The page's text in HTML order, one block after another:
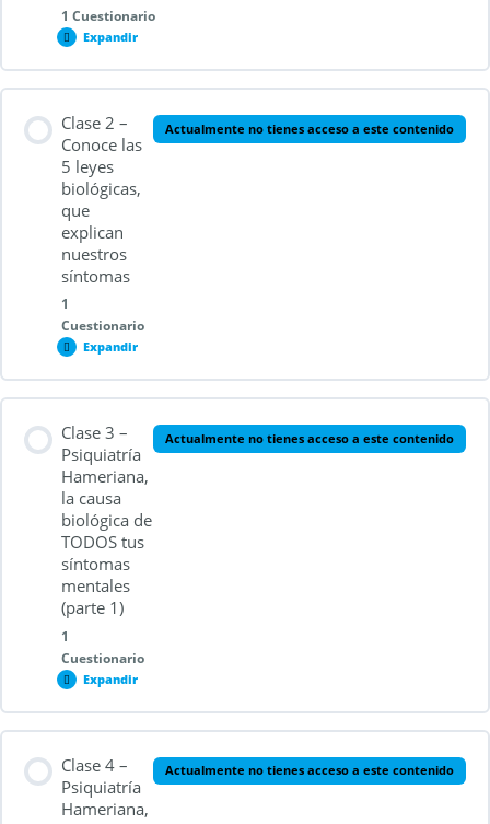
1 Cuestionario
Expandir
Cuestionario 2.1
Clase 2 –
Conoce las
5 leyes
biológicas,
que
explican
nuestros
síntomas
1
Cuestionario
Actualmente no tienes acceso a este contenido
Expandir
Cuestionario 2.2
Clase 3 –
Psiquiatría
Hameriana,
la causa
biológica de
TODOS tus
síntomas
mentales
(parte 1)
1
Cuestionario
Actualmente no tienes acceso a este contenido
Expandir
Clase 4 –
Psiquiatría
Hameriana,
Actualmente no tienes acceso a este contenido